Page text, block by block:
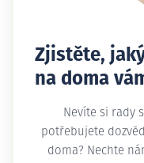
Zjistěte,
na doma
Nevíte si rady
potřebujete
doma? Nechte